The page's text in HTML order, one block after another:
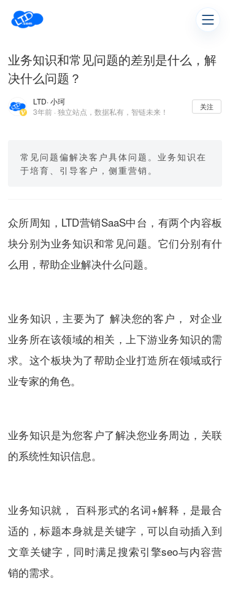
业务知识和常见问题的差别是什么，解
决什么问题？
LTD· 小珂
3年前 · 独立站点，数据私有，智链未来！
关注
常见问题偏解决客户具体问题。业务知识在
于培育、引导客户，侧重营销。
众所周知，LTD营销SaaS中台，有两个内容板
块分别为业务知识和常见问题。它们分别有什
么用，帮助企业解决什么问题。
业务知识，主要为了 解决您的客户， 对企业
业务所在该领域的相关，上下游业务知识的需
求。这个板块为了帮助企业打造所在领域或行
业专家的角色。
业务知识是为您客户了解决您业务周边，关联
的系统性知识信息。
业务知识就， 百科形式的名词+解释，是最合
适的，标题本身就是关键字，可以自动插入到
文章关键字，同时满足搜索引擎seo与内容营
销的需求。